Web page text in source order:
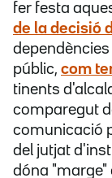
fer festa
de la decisió
públic, com
tinents
comparegut
comunicació
del jutjat
dóna "marge"